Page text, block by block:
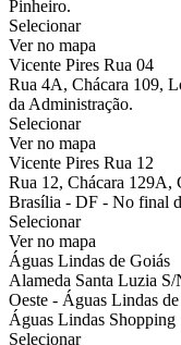
Pinheiro.
Selecionar
Ver no mapa
Vicente Pires Rua 04
Rua 4A, Chácara 109,
da Administração.
Selecionar
Ver no mapa
Vicente Pires Rua 12
Rua 12, Chácara 129A,
Brasília - DF - No final
Selecionar
Ver no mapa
Águas Lindas de Goiás
Alameda Santa Luzia
Oeste - Águas Lindas
Águas Lindas Shopping
Selecionar